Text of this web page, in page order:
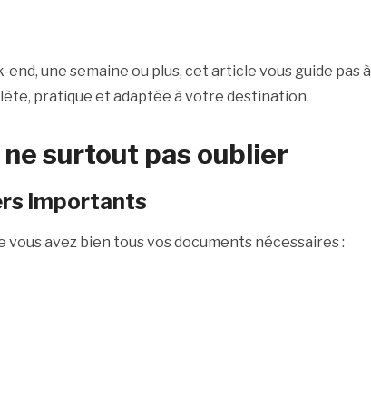
une semaine ou plus, cet article vous guide pas à
pratique et adaptée à votre destination.
surtout pas oublier
importants
avez bien tous vos documents nécessaires :